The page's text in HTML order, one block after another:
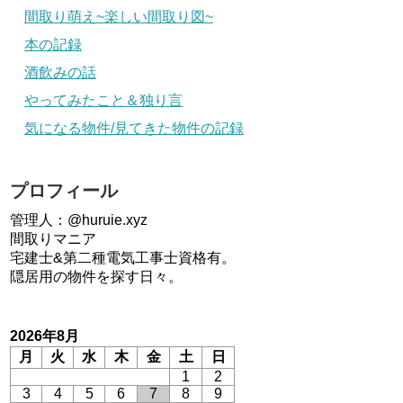
間取り萌え~楽しい間取り図~
本の記録
酒飲みの話
やってみたこと＆独り言
気になる物件/見てきた物件の記録
プロフィール
管理人：@huruie.xyz
間取りマニア
宅建士&第二種電気工事士資格有。
隠居用の物件を探す日々。
2026年8月
月
火 水 木 金 土
日
1
2
3
4 5 6 7 8 9